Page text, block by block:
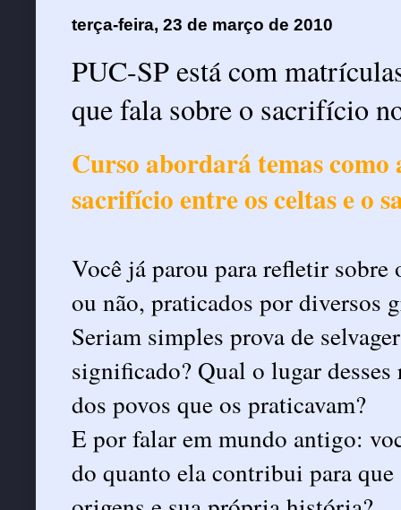
terça-feira, 23 de março de 2010
PUC-SP está com
que fala sobre o sacrifício
Curso abordará temas
sacrifício entre os celtas e o
Você já parou para refletir
ou não, praticados por diversos
Seriam simples prova de
significado? Qual o lugar
dos povos que os praticavam?
E por falar em mundo antigo:
do quanto ela contribui para